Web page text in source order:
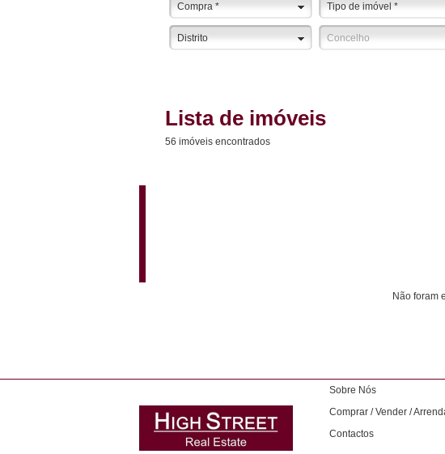
Compra * Tipo de imóvel *
Distrito Concelho
Lista de imóveis
56 imóveis encontrados
Não foram
Sobre Nós
Comprar / Vender /
Contactos